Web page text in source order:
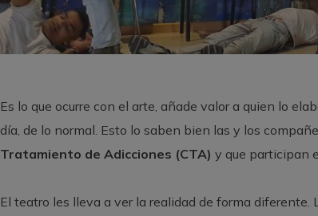
Es lo que ocurre con el arte, añade valor a quien lo
día, de lo normal. Esto lo saben bien las y los
Tratamiento de Adicciones (CTA) y que participan
El teatro les lleva a ver la realidad de forma diferente.